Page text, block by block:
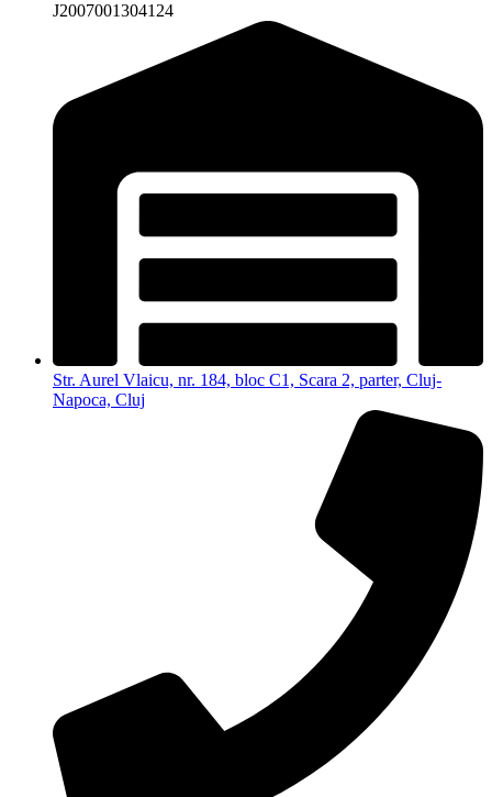
J2007001304124
Str. Aurel Vlaicu, nr. 184, bloc C1, Scara 2, parter, Cluj-
Napoca, Cluj